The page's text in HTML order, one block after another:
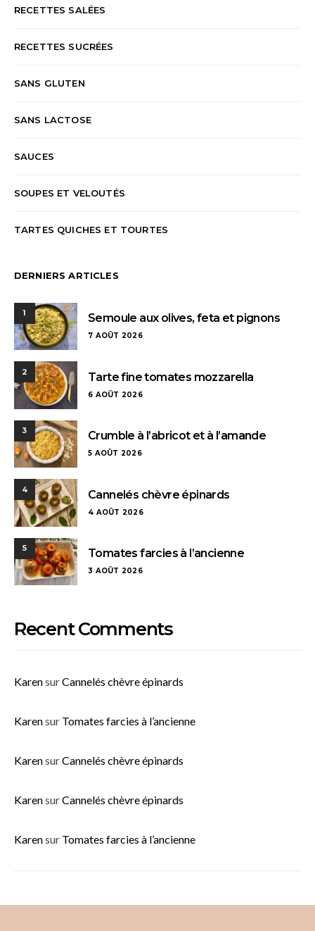
RECETTES SALÉES
RECETTES SUCRÉES
SANS GLUTEN
SANS LACTOSE
SAUCES
SOUPES ET VELOUTÉS
TARTES QUICHES ET TOURTES
DERNIERS ARTICLES
1 Semoule aux olives, feta et pignons
7 AOÛT 2026
2 Tarte fine tomates mozzarella
6 AOÛT 2026
3 Crumble à l’abricot et à l’amande
5 AOÛT 2026
4 Cannelés chèvre épinards
4 AOÛT 2026
5 Tomates farcies à l’ancienne
3 AOÛT 2026
Recent Comments
KarensurCannelés chèvre épinards
Karensur Tomates farcies à l’ancienne
KarensurCannelés chèvre épinards
KarensurCannelés chèvre épinards
Karensur Tomates farcies à l’ancienne